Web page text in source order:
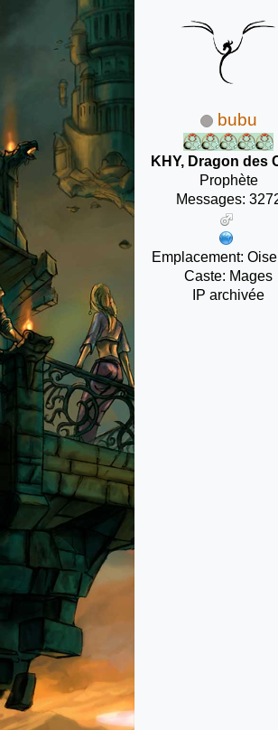
bubu
KHY, Dragon des
Prophète
Messages:
Emplacement:
Caste: Mages
IP archivée